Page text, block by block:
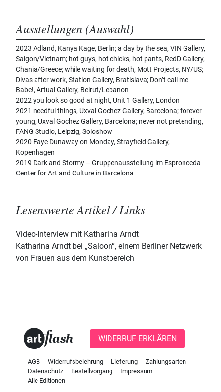
Ausstellungen (Auswahl)
2023 Adland, Kanya Kage, Berlin; a day by the sea, VIN Gallery,
Saigon/Vietnam; hot guys, hot chicks, hot pants, RedD Gallery,
Chania/Greece; while waiting for death, Mott Projects, NY/US;
Divas after work, Station Gallery, Bratislava; Don’t call me
Babe!, Artual Gallery, Beirut/Lebanon
2022 you look so good at night, Unit 1 Gallery, London
2021 needful things, Uxval Gochez Gallery, Barcelona; forever
young, Uxval Gochez Gallery, Barcelona; never not pretending,
FANG Studio, Leipzig, Soloshow
2020 Faye Dunaway on Monday, Strayfield Gallery,
Kopenhagen
2019 Dark and Stormy – Gruppenausstellung im Espronceda
Center for Art and Culture in Barcelona
Lesenswerte Artikel / Links
Video-Interview mit Katharina Arndt
Katharina Arndt bei „Saloon“, einem Berliner Netzwerk
von Frauen aus dem Kunstbereich
WIDERRUF ERKLÄREN
AGB Widerrufsbelehrung Lieferung
Zahlungsarten
Datenschutz
Bestellvorgang
Impressum
Alle Editionen